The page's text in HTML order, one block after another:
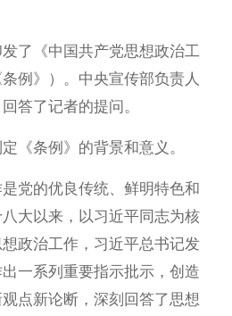
《中国共产党思想政治工
例》）。中央宣传部负责人
答了记者的提问。
条例》的背景和意义。
的优良传统、鲜明特色和
大以来，以习近平同志为核
政治工作，习近平总书记发
一系列重要指示批示，创造
点新论断，深刻回答了思想